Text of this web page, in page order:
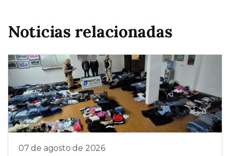
Noticias relacionadas
07 de agosto de 2026